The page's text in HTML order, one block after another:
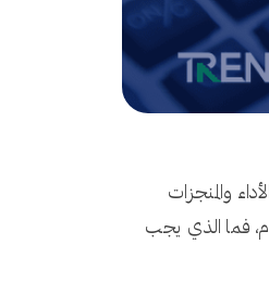
والمنجزات
فما الذي يجب